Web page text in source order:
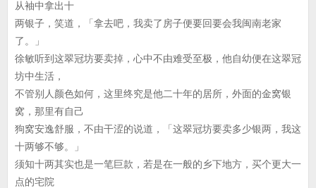
从袖中拿出十
两银子，笑道，「拿去吧，我卖了房子便要回要会我闽南老家
了。」
徐敏听到这翠冠坊要卖掉，心中不由难受至极，他自幼便在这翠冠
坊中生活，
不管别人颜色如何，这里终究是他二十年的居所，外面的金窝银
窝，那里有自己
狗窝安逸舒服，不由干涩的说道，「这翠冠坊要卖多少银两，我这
十两够不够。」
须知十两其实也是一笔巨款，若是在一般的乡下地方，买个更大一
点的宅院